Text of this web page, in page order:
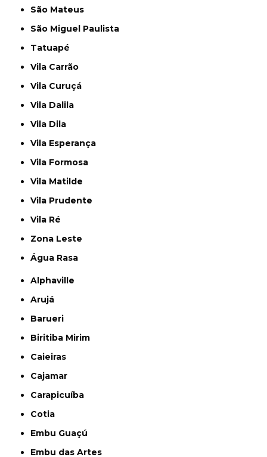
São Mateus
São Miguel Paulista
Tatuapé
Vila Carrão
Vila Curuçá
Vila Dalila
Vila Dila
Vila Esperança
Vila Formosa
Vila Matilde
Vila Prudente
Vila Ré
Zona Leste
Água Rasa
Alphaville
Arujá
Barueri
Biritiba Mirim
Caieiras
Cajamar
Carapicuíba
Cotia
Embu Guaçú
Embu das Artes